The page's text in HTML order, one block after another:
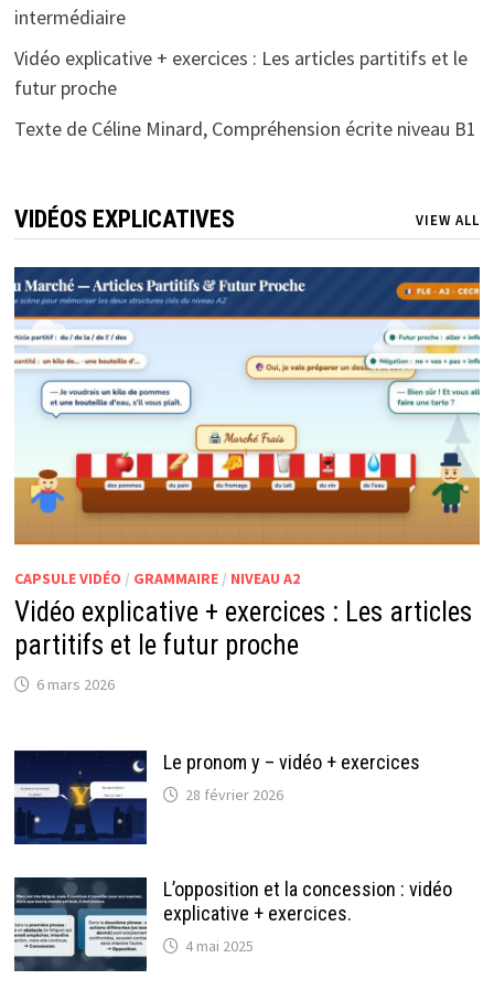
intermédiaire
Vidéo explicative + exercices : Les articles partitifs et le
futur proche
Texte de Céline Minard, Compréhension écrite niveau B1
VIDÉOS EXPLICATIVES VIEW ALL
CAPSULE VIDÉO / GRAMMAIRE/ NIVEAU A2
Vidéo explicative + exercices : Les articles
partitifs et le futur proche
6 mars 2026
Le pronom y – vidéo + exercices
28 février 2026
L’opposition et la concession : vidéo
explicative + exercices.
4 mai 2025